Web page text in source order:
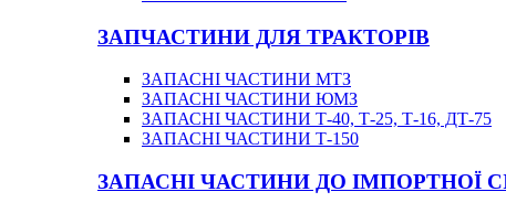
ЗАПЧАСТИНИ ДЛЯ ТРАКТОРІВ
ЗАПАСНІ ЧАСТИНИ МТЗ
ЗАПАСНІ ЧАСТИНИ ЮМЗ
ЗАПАСНІ ЧАСТИНИ Т-40, Т-25, Т-16, ДТ-75
ЗАПАСНІ ЧАСТИНИ Т-150
ЗАПАСНІ ЧАСТИНИ ДО ІМПОРТНОЇ